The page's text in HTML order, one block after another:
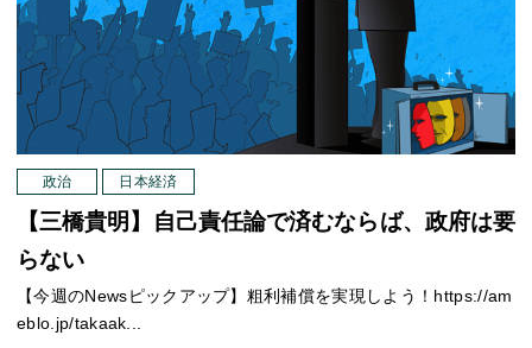
政治 日本経済
【三橋貴明】自己責任論で済むならば、政府は要
らない
【今週のNewsピックアップ】粗利補償を実現しよう！https://am
eblo.jp/takaak...